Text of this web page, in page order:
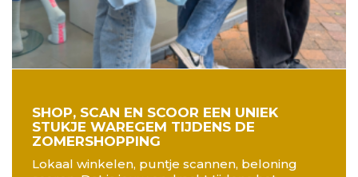
SHOP, SCAN EN SCOOR EEN UNIEK
STUKJE WAREGEM TIJDENS DE
ZOMERSHOPPING
Lokaal winkelen, puntje scannen, beloning